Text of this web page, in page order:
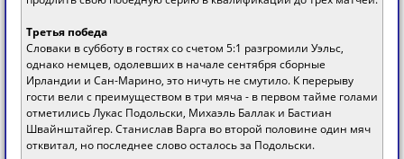
Третья победа
Словаки в субботу в гостях со счетом 5:1 разгромили Уэльс,
однако немцев, одолевших в начале сентября сборные
Ирландии и Сан-Марино, это ничуть не смутило. К перерыву
гости вели с преимуществом в три мяча - в первом тайме голами
отметились Лукас Подольски, Михаэль Баллак и Бастиан
Швайнштайгер. Станислав Варга во второй половине один мяч
отквитал, но последнее слово осталось за Подольски.